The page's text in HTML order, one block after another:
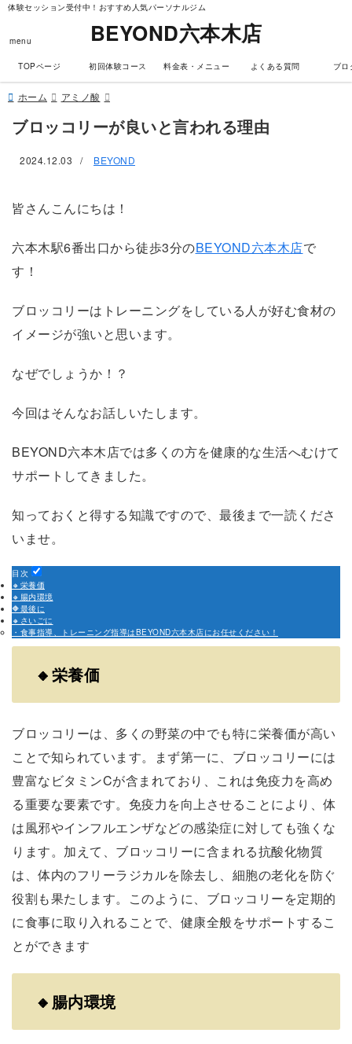
体験セッション受付中！おすすめ人気パーソナルジム
menu BEYOND六本木店
TOPページ 初回体験コース 料金表・メニュー よくある質問 ブロ
ホーム アミノ酸
ブロッコリーが良いと言われる理由
2024.12.03 / BEYOND
皆さんこんにちは！
六本木駅6番出口から徒歩3分のBEYOND六本木店で
す！
ブロッコリーはトレーニングをしている人が好む食材の
イメージが強いと思います。
なぜでしょうか！？
今回はそんなお話しいたします。
BEYOND六本木店では多くの方を健康的な生活へむけて
サポートしてきました。
知っておくと得する知識ですので、最後まで一読くださ
いませ。
目次
🔸栄養価
🔸腸内環境
🔶最後に
🔸さいごに
・食事指導、トレーニング指導はBEYOND六本木店にお任せください！
🔸栄養価
ブロッコリーは、多くの野菜の中でも特に栄養価が高い
ことで知られています。まず第一に、ブロッコリーには
豊富なビタミンCが含まれており、これは免疫力を高め
る重要な要素です。免疫力を向上させることにより、体
は風邪やインフルエンザなどの感染症に対しても強くな
ります。加えて、ブロッコリーに含まれる抗酸化物質
は、体内のフリーラジカルを除去し、細胞の老化を防ぐ
役割も果たします。このように、ブロッコリーを定期的
に食事に取り入れることで、健康全般をサポートするこ
とができます
🔸腸内環境